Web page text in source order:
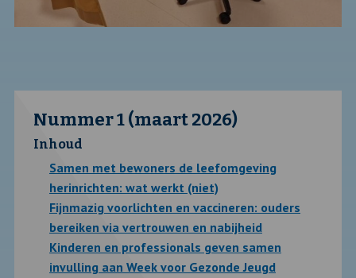
Nummer 1 (maart 2026)
Inhoud
Samen met bewoners de leefomgeving
herinrichten: wat werkt (niet)
Fijnmazig voorlichten en vaccineren: ouders
bereiken via vertrouwen en nabijheid
Kinderen en professionals geven samen
invulling aan Week voor Gezonde Jeugd